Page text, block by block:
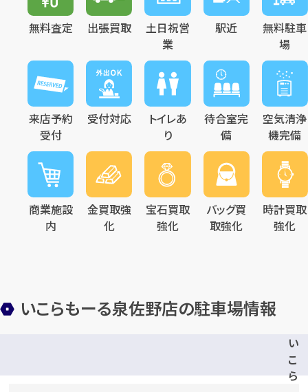
無料査定 出張買取
土日祝営
業
駅近
無料駐車
場
来店予約
受付
受付対応
トイレあ
り
待合室完
備
空気清浄
機完備
商業施設
内
金買取強
化
宝石買取
強化
バッグ買
取強化
時計買取
強化
いこらもーる泉佐野店の駐車場情報
い
こ
ら